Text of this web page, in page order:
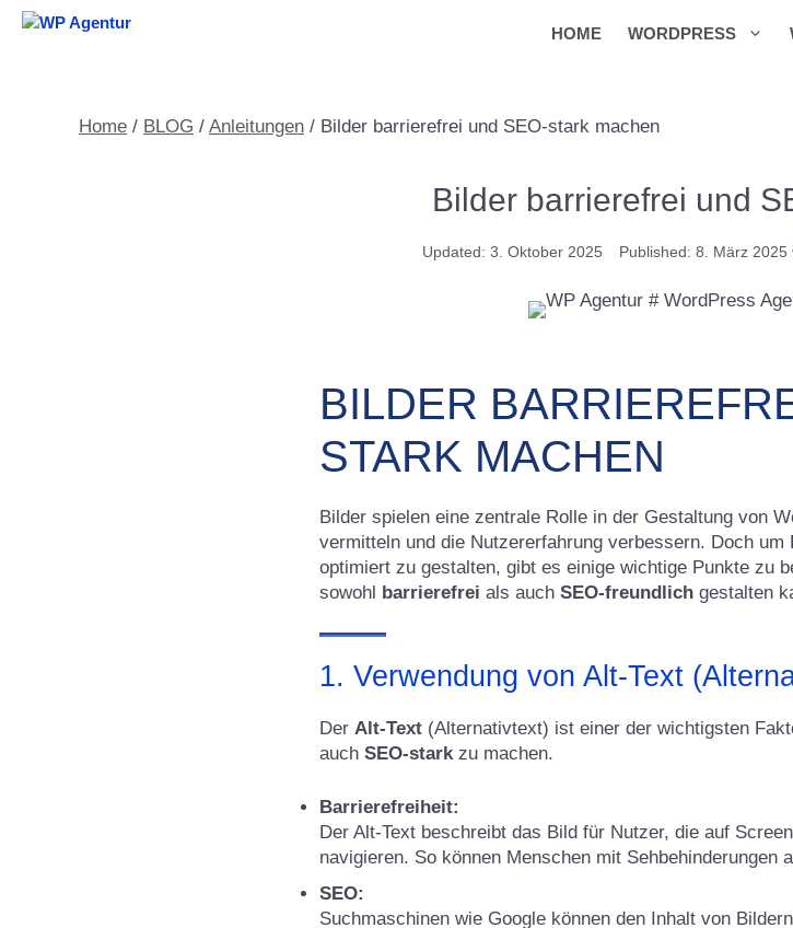
Zum
HOME WORDPRESS
Home / BLOG / Anleitungen / Bilder barrierefrei und SEO-stark machen
Bilder barrierefrei und
3. Oktober 2025 8. März 2025
BILDER
STARK MACHEN
Bilder spielen eine zentrale Rolle in der Gestaltung von
vermitteln und die Nutzererfahrung verbessern. Doch
optimiert zu gestalten, gibt es einige wichtige Punkte zu
sowohl barrierefrei als auch SEO-freundlich gestalten
1. Verwendung von Alt-Text
Der Alt-Text (Alternativtext) ist einer der wichtigsten
auch SEO-starkzu machen.
Barrierefreiheit:
Der Alt-Text beschreibt das Bild für Nutzer, die auf
navigieren. So können Menschen mit Sehbehinderungen
SEO:
Suchmaschinen wie Google können den Inhalt von